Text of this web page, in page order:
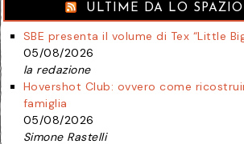
ULTIME DA LO SPAZIO
SBE presenta il volume di Tex “Little
05/08/2026
la redazione
Hovershot Club: ovvero come
famiglia
05/08/2026
Simone Rastelli